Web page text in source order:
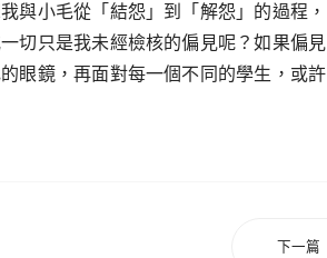
與小毛從「結怨」到「解怨」的過程，
切只是我未經檢核的偏見呢？如果偏見
眼鏡，再面對每一個不同的學生，或許
下一篇